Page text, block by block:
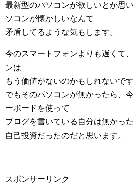
最新型のパソコンが欲しいとか思
ソコンが懐かしいなんて
矛盾してるような気もします。
今のスマートフォンよりも遅くて
ンは
もう価値がないのかもしれないです
でもそのパソコンが無かったら、
ーボードを使って
ブログを書いている自分は無かっ
自己投資だったのだと思います。
スポンサーリンク